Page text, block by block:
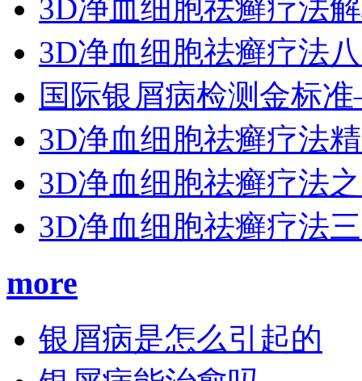
3D净血细胞祛癣疗法
3D净血细胞祛癣疗法
国际银屑病检测金标
3D净血细胞祛癣疗法
3D净血细胞祛癣疗法
3D净血细胞祛癣疗法
more
银屑病是怎么引起的